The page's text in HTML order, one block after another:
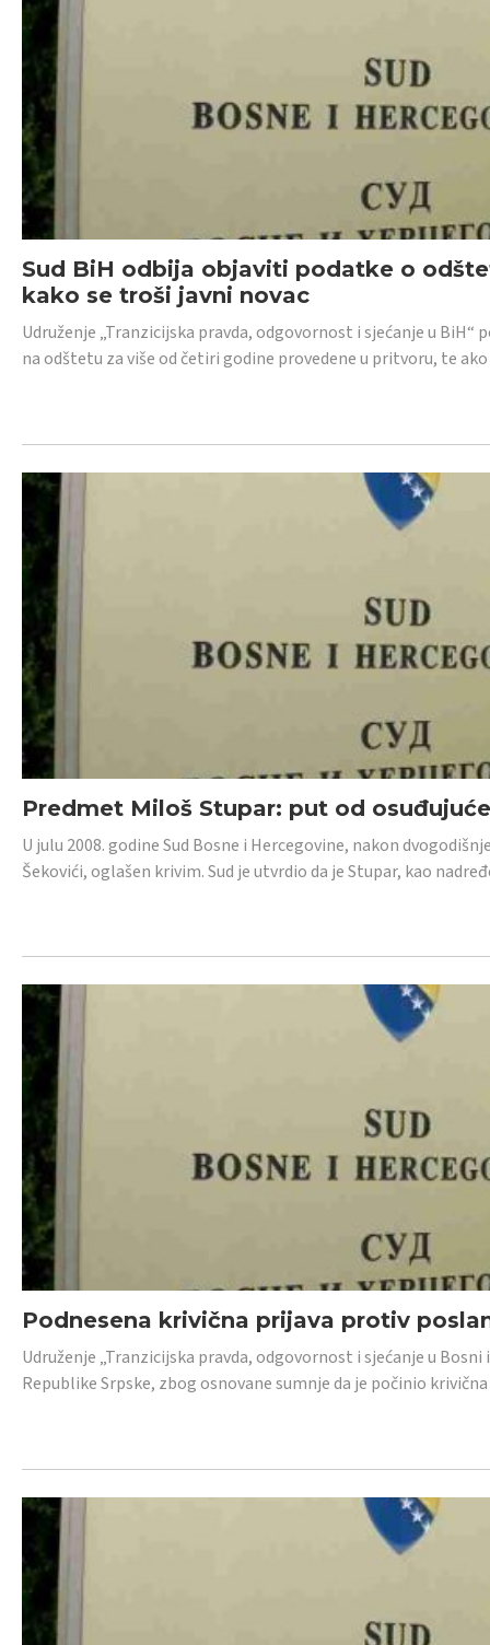
Sud BiH odbija objaviti podatke o
kako se troši javni novac
Udruženje „Tranzicijska pravda, odgovornost i sjećanje u
na odštetu za više od četiri godine provedene u pritvoru, te
Predmet Miloš Stupar: put od
U julu 2008. godine Sud Bosne i Hercegovine, nakon
Šekovići, oglašen krivim. Sud je utvrdio da je Stupar, kao
Podnesena krivična prijava protiv
Udruženje „Tranzicijska pravda, odgovornost i sjećanje u
Republike Srpske, zbog osnovane sumnje da je počinio